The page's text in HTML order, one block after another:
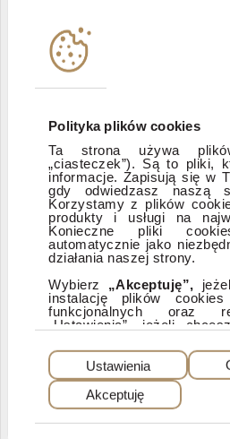
Polityka plików cookies
Ta strona używa
„ciasteczek”). Są to pliki,
informacje. Zapisują się w
gdy odwiedzasz naszą
Korzystamy z plików
produkty i usługi na
Konieczne pliki
automatycznie jako
działania naszej strony.
Wybierz „Akceptuję”,
instalację plików cookies
funkcjonalnych oraz
„Ustawienia”, jeżeli
Dzięki plikom cookies
nasz serwis,
preferencji, a także
najczęściej odwiedzasz i z
Akceptuję
Ustawienia
Instytucje współpracujące
Zastrzeżenia prawne
ESG
PEŁNA WERSJA
© 2025 Dom Inwestycyjny Xelion sp. z o.o.